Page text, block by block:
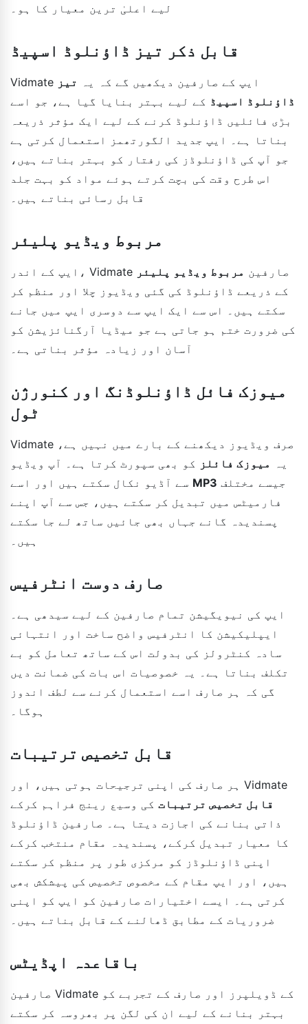
لیے اعلیٰ ترین معیار کا ہو۔
قابل ذکر تیز ڈاؤنلوڈ اسپیڈ
Vidmate ایپ کے صارفین دیکھیں گے کہ یہ تیز
ڈاؤنلوڈ اسپیڈ کے لیے بہتر بنایا گیا ہے، جو اسے
بڑی فائلیں ڈاؤنلوڈ کرنے کے لیے ایک مؤثر ذریعہ
بناتا ہے۔ ایپ جدید الگورتھمز استعمال کرتی ہے
جو آپ کی ڈاؤنلوڈز کی رفتار کو بہتر بناتے ہیں،
اس طرح وقت کی بچت کرتے ہوئے مواد کو بہت جلد
قابل رسائی بناتے ہیں۔
مربوط ویڈیو پلیئر
ایپ کے اندر، Vidmate صارفین مربوط ویڈیو پلیئر
کے ذریعے ڈاؤنلوڈ کی گئی ویڈیوز چلا اور منظم کر
سکتے ہیں۔ اس سے ایک ایپ سے دوسری ایپ میں جانے
کی ضرورت ختم ہو جاتی ہے جو میڈیا آرگنائزیشن کو
آسان اور زیادہ مؤثر بناتی ہے۔
میوزک فائل ڈاؤنلوڈنگ اور کنورژن
ٹول
Vidmate صرف ویڈیوز دیکھنے کے بارے میں نہیں ہے،
یہ
میوزک فائلز کو بھی سپورٹ کرتا ہے۔ آپ ویڈیو
MP3
فارمیٹس میں تبدیل کر سکتے ہیں، جس سے آپ اپنے
پسندیدہ گانے جہاں بھی جائیں ساتھ لے جا سکتے
ہیں۔
صارف دوست انٹرفیس
ایپ کی نیویگیشن تمام صارفین کے لیے سیدھی ہے۔
ایپلیکیشن کا انٹرفیس واضح ساخت اور انتہائی
سادہ کنٹرولز کی بدولت اس کے ساتھ تعامل کو بے
تکلف بناتا ہے۔ یہ خصوصیات اس بات کی ضمانت دیں
گی کہ ہر صارف اسے استعمال کرنے سے لطف اندوز
ہوگا۔
قابل تخصیص ترتیبات
ہر صارف کی اپنی ترجیحات ہوتی ہیں، اور Vidmate
قابل تخصیص ترتیبات کی وسیع رینج فراہم کرکے
ذاتی بنانے کی اجازت دیتا ہے۔ صارفین ڈاؤنلوڈ
کا معیار تبدیل کرکے، پسندیدہ مقام منتخب کرکے
اپنی ڈاؤنلوڈز کو مرکزی طور پر منظم کر سکتے
ہیں، اور ایپ مقام کے مخصوص تخصیص کی پیشکش بھی
کرتی ہے۔ ایسے اختیارات صارفین کو ایپ کو اپنی
ضروریات کے مطابق ڈھالنے کے قابل بناتے ہیں۔
باقاعدہ اپڈیٹس
صارفین Vidmate کے ڈویلپرز اور صارف کے تجربے کو
بہتر بنانے کے لیے ان کی لگن پر بھروسہ کر سکتے